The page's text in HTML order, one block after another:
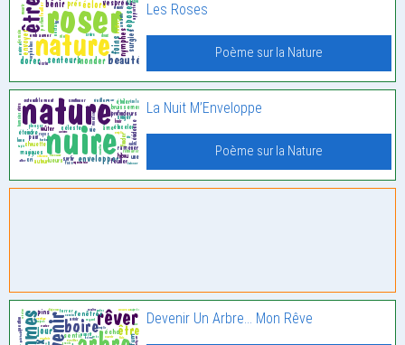
Les Roses
Poème sur la Nature
La Nuit M’Enveloppe
Poème sur la Nature
Devenir Un Arbre… Mon Rêve